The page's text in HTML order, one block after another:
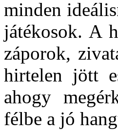
minden
játékosok. A
záporok,
hirtelen jött
ahogy
félbe a jó